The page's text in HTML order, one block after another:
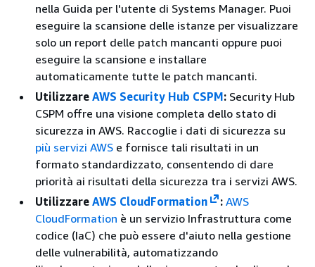
nella Guida per l'utente di Systems Manager. Puoi
eseguire la scansione delle istanze per visualizzare
solo un report delle patch mancanti oppure puoi
eseguire la scansione e installare
automaticamente tutte le patch mancanti.
Utilizzare AWS Security Hub CSPM: Security Hub
CSPM offre una visione completa dello stato di
sicurezza in AWS. Raccoglie i dati di sicurezza su
più servizi AWS e fornisce tali risultati in un
formato standardizzato, consentendo di dare
priorità ai risultati della sicurezza tra i servizi AWS.
Utilizzare AWS CloudFormation : AWS
CloudFormation è un servizio Infrastruttura come
codice (IaC) che può essere d'aiuto nella gestione
delle vulnerabilità, automatizzando